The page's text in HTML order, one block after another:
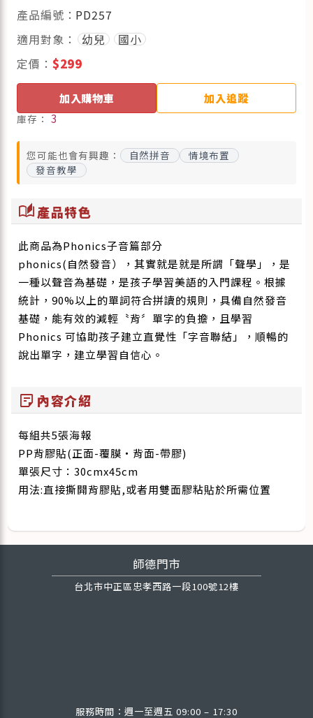
產品編號： PD257
適用對象：
幼兒
國小
定價： $299
加入購物車 加入追蹤
庫存： 3
您可能也會有興趣： 自然拼音
情境布置
發音教學
auto_stories產品特色
此商品為Phonics子音篇部分
phonics(自然發音），其實就是就是所謂「聲學」，是
一種以聲音為基礎，是孩子學習美語的入門課程。根據
統計，90%以上的單詞符合拼讀的規則，具備自然發音
基礎，能有效的減輕〝背〞單字的負擔，且學習
Phonics 可協助孩子建立直覺性「字音聯結」，順暢的
說出單字，建立學習自信心。
sticky_note_2 內容介紹
每組共5張海報
PP背膠貼(正面-覆膜・背面-帶膠)
單張尺寸：30cmx45cm
用法:直接撕開背膠貼,或者用雙面膠粘貼於所需位置
師德門市
台北市中正區忠孝西路一段100號12樓
服務時間：週一至週五 09:00 – 17:30